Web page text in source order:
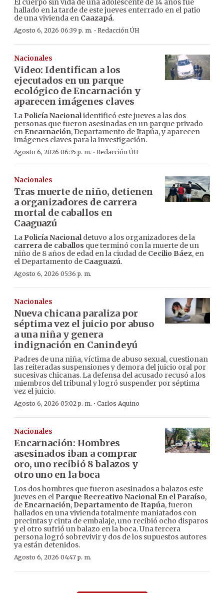
El cuerpo sin vida de una adolescente de 14 años fue
hallado en la tarde de este jueves enterrado en el patio
de una vivienda en Caazapá.
Agosto 6, 2026 06:39 p. m. · Redacción ÚH
Nacionales
Video: Identifican a los
ejecutados en un parque
ecológico de Encarnación y
aparecen imágenes claves
La Policía Nacionalidentificó este jueves a las dos
personas que fueron asesinadas en un parque privado
en Encarnación, Departamento de Itapúa, y aparecen
imágenes claves para la investigación.
Agosto 6, 2026 06:35 p. m. · Redacción ÚH
Nacionales
Tras muerte de niño, detienen
a organizadores de carrera
mortal de caballos en
Caaguazú
La Policía Nacionaldetuvo a los organizadores de la
carrera de caballos que terminó con la muerte de un
niño de 8 años de edad en la ciudad de Cecilio Báez, en
el Departamento de Caaguazú.
Agosto 6, 2026 05:36 p. m.
Nacionales
Nueva chicana paraliza por
séptima vez el juicio por abuso
a una niña y genera
indignación en Canindeyú
Padres de una niña, víctima de abuso sexual, cuestionan
las reiteradas suspensiones y demora del juicio oral por
sucesivas chicanas. La defensa del acusado recusó a los
miembros del tribunal y logró suspender por séptima
vez el juicio.
Agosto 6, 2026 05:02 p. m. · Carlos Aquino
Nacionales
Encarnación: Hombres
asesinados iban a comprar
oro, uno recibió 8 balazos y
otro uno en la boca
Los dos hombres que fueron asesinados a balazos este
jueves en el Parque Recreativo Nacional En el Paraíso,
de Encarnación, Departamento de Itapúa, fueron
hallados en una vivienda totalmente maniatados con
precintas y cinta de embalaje, uno recibió ocho disparos
y el otro sufrió un balazo en la boca. Una tercera
persona logró sobrevivir y dos de los supuestos autores
ya están detenidos.
Agosto 6, 2026 04:47 p. m.